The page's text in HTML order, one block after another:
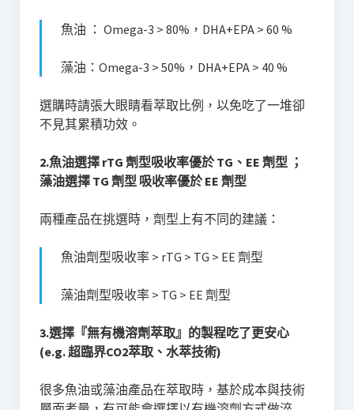
魚油 ： Omega-3 > 80%，DHA+EPA > 60 %
藻油：Omega-3 > 50%，DHA+EPA > 40 %
選購時請張大眼睛看萃取比例，以免吃了一堆卻
不見其累積功效。
2.魚油選擇 rTG 劑型吸收率優於 TG、EE 劑型 ；
藻油選擇 TG 劑型 吸收率優於 EE 劑型
兩種產品在挑選時，劑型上有不同的建議：
魚油劑型吸收率 > rTG > TG > EE 劑型
藻油劑型吸收率 > TG > EE 劑型
3.選擇『無有機溶劑萃取』的製程吃了更安心
(e.g. 超臨界CO2萃取、水萃技術)
很多魚油或藻油產品在萃取時，基於成本與技術